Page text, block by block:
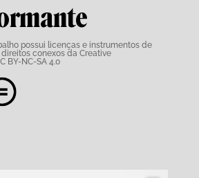
possui licenças e instrumentos de
conexos da Creative
BY-NC-SA 4.0